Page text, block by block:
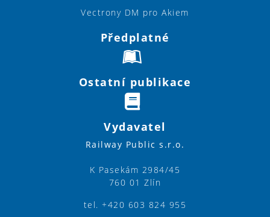
Vectrony DM pro Akiem
Předplatné
Ostatní publikace
Vydavatel
Railway Public s.r.o.
K Pasekám 2984/45
760 01 Zlín
tel. +420 603 824 955